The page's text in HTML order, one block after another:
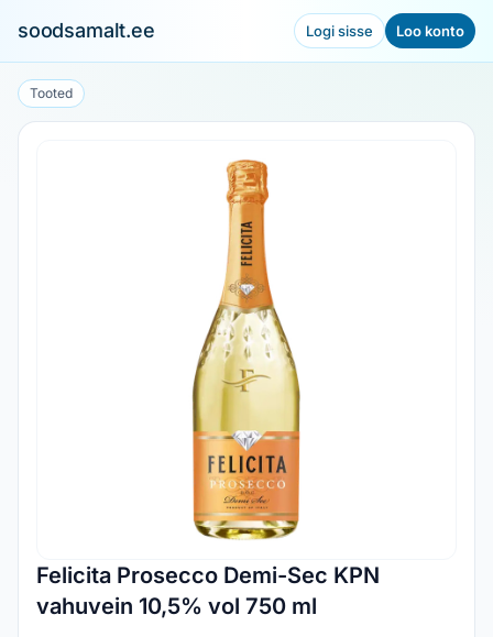
soodsamalt.ee Logi sisse Loo konto
Tooted
Felicita Prosecco Demi-Sec KPN
vahuvein 10,5% vol 750 ml